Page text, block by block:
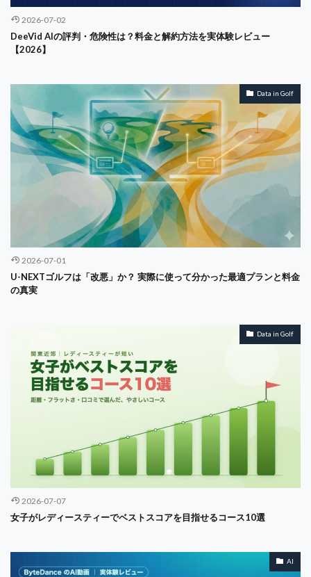
2026-07-02
DeeVid AIの評判・危険性は？料金と解約方法を実体験レビュー
【2026】
Data in Golf
2026-07-01
U-NEXTゴルフは「改悪」か？ 実際に使って分かった最適プランと料金
の真実
Data in Golf
2026-07-07
女子がレディースティーでベストスコアを目指せるコース10選
AI